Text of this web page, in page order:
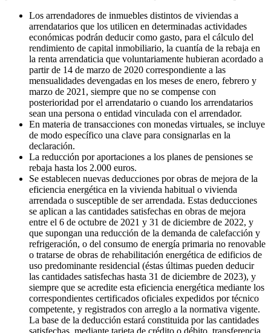
Los arrendadores de inmuebles distintos de viviendas a
arrendatarios que los utilicen en determinadas actividades
económicas podrán deducir como gasto, para el cálculo del
rendimiento de capital inmobiliario, la cuantía de la rebaja en
la renta arrendaticia que voluntariamente hubieran acordado a
partir de 14 de marzo de 2020 correspondiente a las
mensualidades devengadas en los meses de enero, febrero y
marzo de 2021, siempre que no se compense con
posterioridad por el arrendatario o cuando los arrendatarios
sean una persona o entidad vinculada con el arrendador.
En materia de transacciones con monedas virtuales, se incluye
de modo específico una clave para consignarlas en la
declaración.
La reducción por aportaciones a los planes de pensiones se
rebaja hasta los 2.000 euros.
Se establecen nuevas deducciones por obras de mejora de la
eficiencia energética en la vivienda habitual o vivienda
arrendada o susceptible de ser arrendada. Estas deducciones
se aplican a las cantidades satisfechas en obras de mejora
entre el 6 de octubre de 2021 y 31 de diciembre de 2022, y
que supongan una reducción de la demanda de calefacción y
refrigeración, o del consumo de energía primaria no renovable
o tratarse de obras de rehabilitación energética de edificios de
uso predominante residencial (éstas últimas pueden deducir
las cantidades satisfechas hasta 31 de diciembre de 2023), y
siempre que se acredite esta eficiencia energética mediante los
correspondientes certificados oficiales expedidos por técnico
competente, y registrados con arreglo a la normativa vigente.
La base de la deducción estará constituida por las cantidades
satisfechas mediante tarjeta de crédito o débito, transferencia